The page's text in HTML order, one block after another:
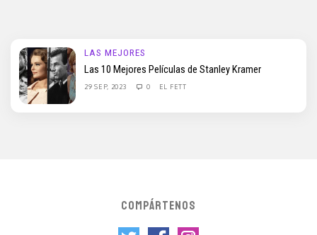
LAS MEJORES
Las 10 Mejores Películas de Stanley Kramer
29 SEP, 2023 0 EL FETT
COMPÁRTENOS